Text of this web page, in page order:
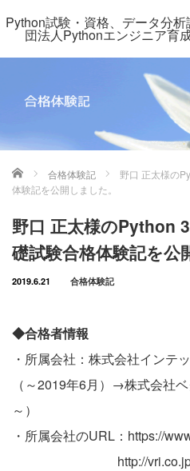
Python試験・資格、データ分
団法人Pythonエンジニア育
ホーム 合格体験記
野口 正太様の
体験記を公開しました。
野口 正太様のPython
礎試験合格体験記を公
2019.6.21 合格体験記
◆合格者情報
・所属会社：株式会社インテ
（～2019年6月）→株式会社
～）
・所属会社のURL： https://
http://